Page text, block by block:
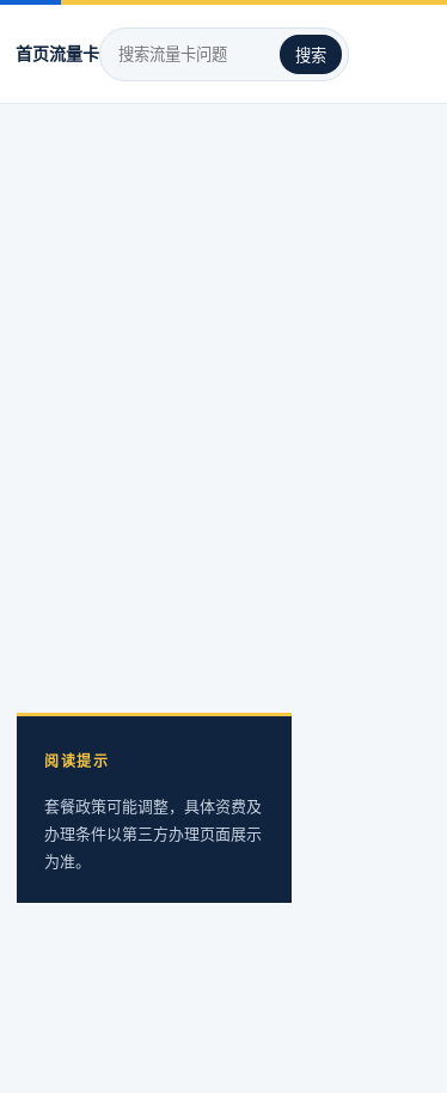
首页流量卡 搜索
阅读提示
套餐政策可能调整，具体资费及
办理条件以第三方办理页面展示
为准。